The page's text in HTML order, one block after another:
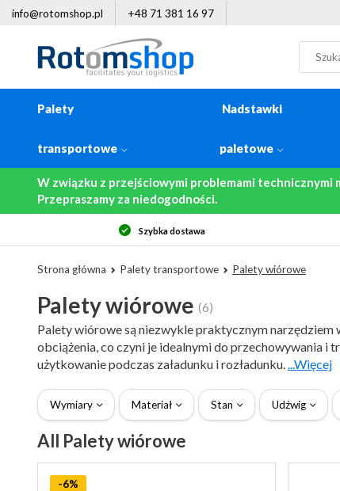
info@rotomshop.pl +48 71 381 16 97
Palety
transportowe
Nadstawki
paletowe
W związku z przejściowymi problemami
Przepraszamy za niedogodności.
14-dniowe prawo zwrotu
Strona główna Palety transportowe Palety wiórowe
Palety wiórowe (6)
Palety wiórowe są niezwykle praktycznym narzędziem
obciążenia, co czyni je idealnymi do przechowywania i
użytkowanie podczas załadunku i rozładunku....Więcej
Wymiary Materiał Stan Udźwig
All Palety wiórowe
-6%